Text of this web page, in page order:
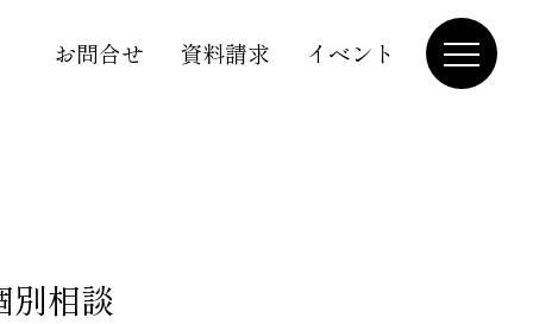
お問合せ 資料請求 イベント
別相談